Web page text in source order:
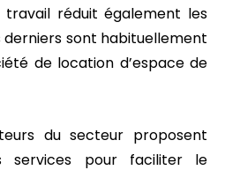
travail réduit également les
derniers sont habituellement
de location d’espace de
du secteur proposent
services pour faciliter le